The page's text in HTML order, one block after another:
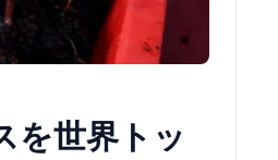
を世界トッ